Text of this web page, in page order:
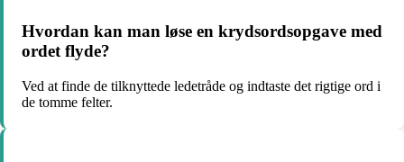
Hvordan kan man løse en krydsordsopgave med
ordet flyde?
Ved at finde de tilknyttede ledetråde og indtaste det rigtige ord i
de tomme felter.